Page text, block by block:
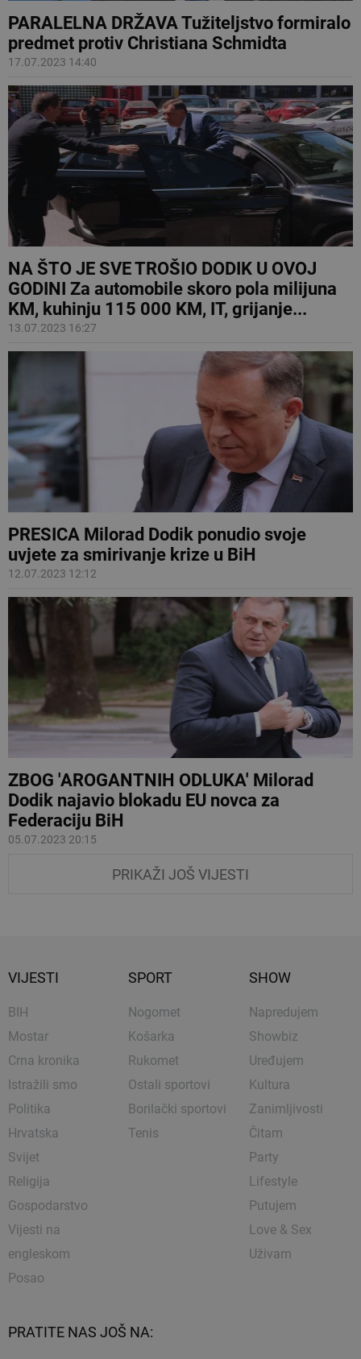
PARALELNA DRŽAVA Tužiteljstvo formiralo
predmet protiv Christiana Schmidta
17.07.2023 14:40
NA ŠTO JE SVE TROŠIO DODIK U OVOJ
GODINI Za automobile skoro pola milijuna
KM, kuhinju 115 000 KM, IT, grijanje...
13.07.2023 16:27
PRESICA Milorad Dodik ponudio svoje
uvjete za smirivanje krize u BiH
12.07.2023 12:12
ZBOG 'AROGANTNIH ODLUKA' Milorad
Dodik najavio blokadu EU novca za
Federaciju BiH
05.07.2023 20:15
PRIKAŽI JOŠ VIJESTI
VIJESTI
BIH
Mostar
Crna kronika
Istražili smo
Politika
Hrvatska
Svijet
Religija
Gospodarstvo
Vijesti na
engleskom
Posao
SPORT
Nogomet
Košarka
Rukomet
Ostali sportovi
Borilački sportovi
Tenis
SHOW
Napredujem
Showbiz
Uređujem
Kultura
Zanimljivosti
Čitam
Party
Lifestyle
Putujem
Love & Sex
Uživam
PRATITE NAS JOŠ NA: